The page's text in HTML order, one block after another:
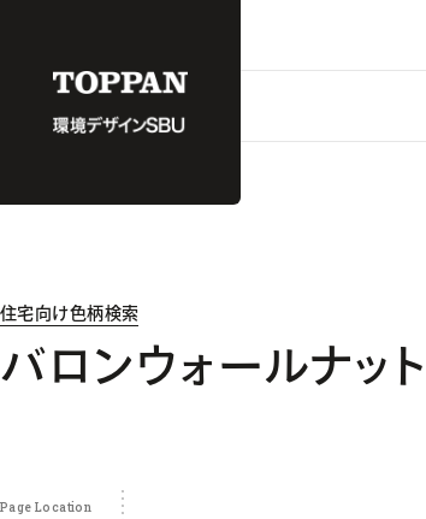
住宅向け色柄検索
バロンウォールナッ
Page Location